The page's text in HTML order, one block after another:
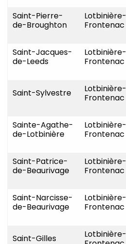
Saint-Pierre-
de-Broughton
Lotbinière-
Frontenac
Saint-Jacques-
de-Leeds
Lotbinière-
Frontenac
Saint-Sylvestre
Lotbinière-
Frontenac
Sainte-Agathe-
de-Lotbinière
Lotbinière-
Frontenac
Saint-Patrice-
de-Beaurivage
Lotbinière-
Frontenac
Saint-Narcisse-
de-Beaurivage
Lotbinière-
Frontenac
Saint-Gilles
Lotbinière-